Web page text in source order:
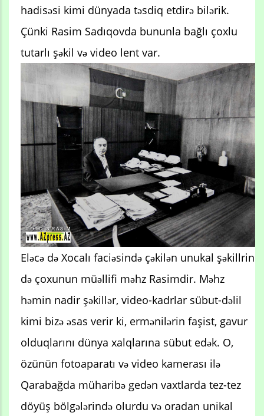
hadisəsi kimi dünyada təsdiq etdirə bilərik.
Çünki Rasim Sadıqovda bununla bağlı çoxlu
tutarlı şəkil və video lent var.
Eləcə də Xocalı faciəsində çəkilən unukal şəkillrin
də çoxunun müəllifi məhz Rasimdir. Məhz
həmin nadir şəkillər, video-kadrlar sübut-dəlil
kimi bizə əsas verir ki, ermənilərin faşist, gavur
olduqlarını dünya xalqlarına sübut edək. O,
özünün fotoaparatı və video kamerası ilə
Qarabağda müharibə gedən vaxtlarda tez-tez
döyüş bölgələrində olurdu və oradan unikal